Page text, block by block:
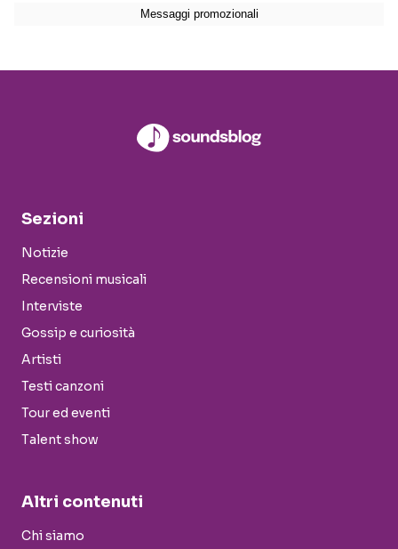
Sezioni
Notizie
Recensioni musicali
Interviste
Gossip e curiosità
Artisti
Testi canzoni
Tour ed eventi
Talent show
Altri contenuti
Chi siamo